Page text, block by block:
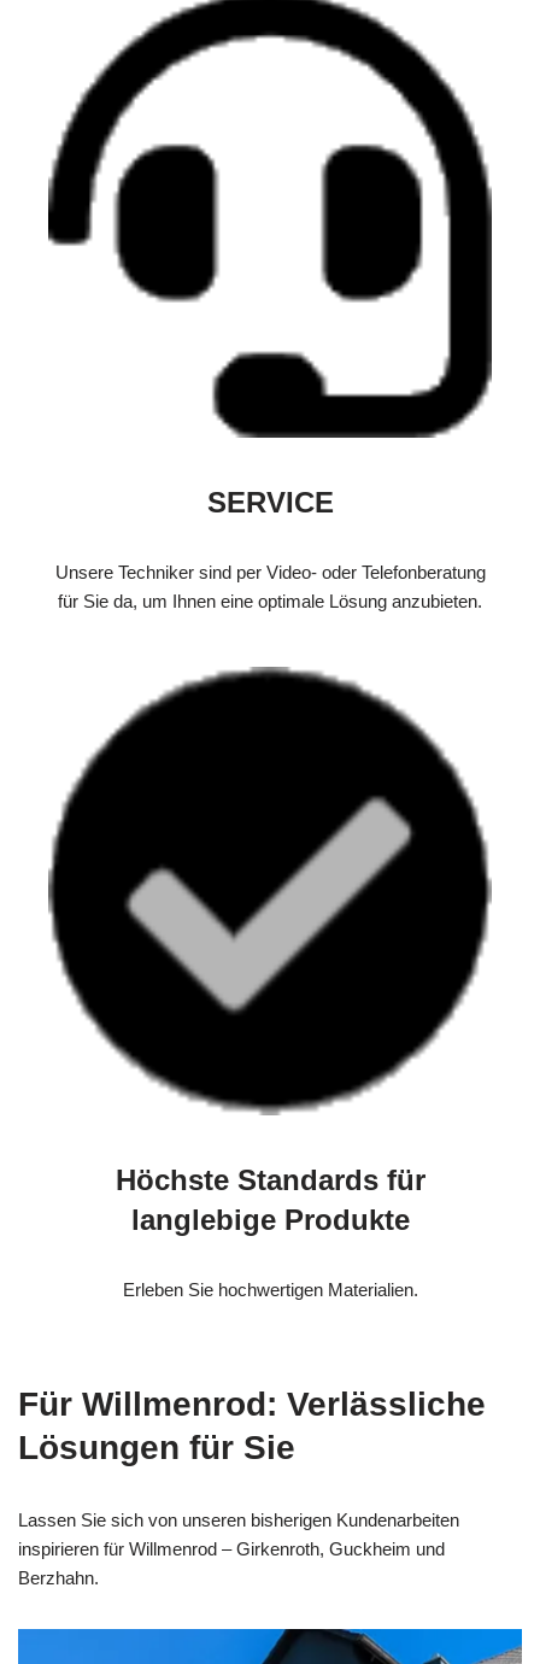
SERVICE
Unsere Techniker sind per Video- oder Telefonberatung
für Sie da, um Ihnen eine optimale Lösung anzubieten.
Höchste Standards für
langlebige Produkte
Erleben Sie hochwertigen Materialien.
Für Willmenrod: Verlässliche
Lösungen für Sie
Lassen Sie sich von unseren bisherigen Kundenarbeiten
inspirieren für Willmenrod – Girkenroth, Guckheim und
Berzhahn.